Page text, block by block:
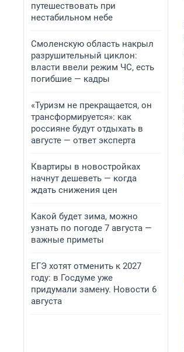
путешествовать при
нестабильном небе
Смоленскую область накрыл
разрушительный циклон:
власти ввели режим ЧС, есть
погибшие — кадры
«Туризм не прекращается, он
трансформируется»: как
россияне будут отдыхать в
августе — ответ эксперта
Квартиры в новостройках
начнут дешеветь — когда
ждать снижения цен
Какой будет зима, можно
узнать по погоде 7 августа —
важные приметы
ЕГЭ хотят отменить к 2027
году: в Госдуме уже
придумали замену. Новости 6
августа